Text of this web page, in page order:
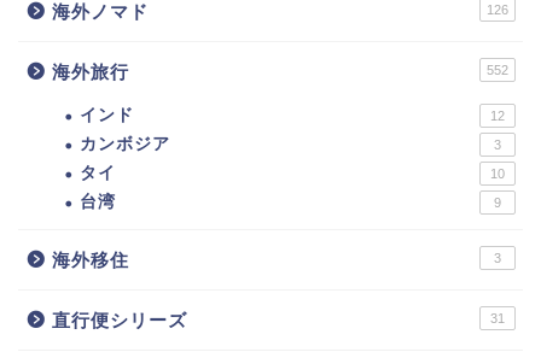
海外ノマド 126
海外旅行 552
インド 12
カンボジア 3
タイ 10
台湾 9
海外移住 3
直行便シリーズ 31